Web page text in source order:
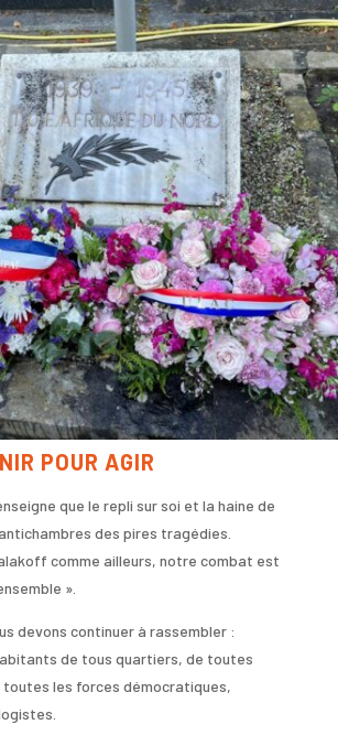
POUR AGIR
que le repli sur soi et la haine de
des pires tragédies.
comme ailleurs, notre combat est
».
devons continuer à rassembler :
de tous quartiers, de toutes
les forces démocratiques,